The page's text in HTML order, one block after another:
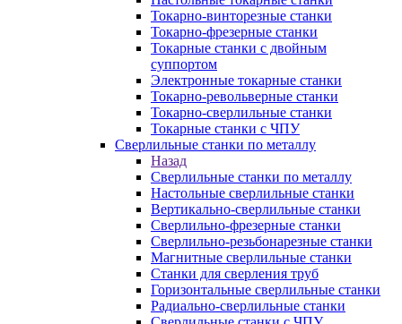
Токарно-винторезные станки
Токарно-фрезерные станки
Токарные станки с двойным
суппортом
Электронные токарные станки
Токарно-револьверные станки
Токарно-сверлильные станки
Токарные станки с ЧПУ
Сверлильные станки по металлу
Назад
Сверлильные станки по металлу
Настольные сверлильные станки
Вертикально-сверлильные станки
Сверлильно-фрезерные станки
Сверлильно-резьбонарезные станки
Магнитные сверлильные станки
Станки для сверления труб
Горизонтальные сверлильные станки
Радиально-сверлильные станки